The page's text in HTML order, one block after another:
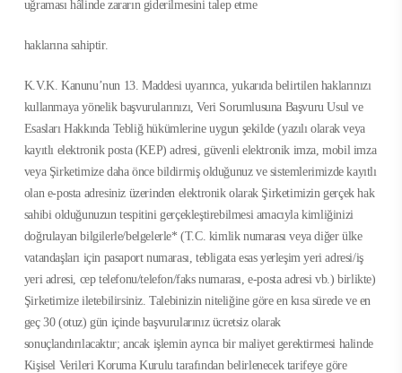
uğraması hâlinde zararın giderilmesini talep etme
haklarına sahiptir.
K.V.K. Kanunu’nun 13. Maddesi uyarınca, yukarıda belirtilen haklarınızı
kullanmaya yönelik başvurularınızı, Veri Sorumlusuna Başvuru Usul ve
Esasları Hakkında Tebliğ hükümlerine uygun şekilde (yazılı olarak veya
kayıtlı elektronik posta (KEP) adresi, güvenli elektronik imza, mobil imza
veya Şirketimize daha önce bildirmiş olduğunuz ve sistemlerimizde kayıtlı
olan e-posta adresiniz üzerinden elektronik olarak Şirketimizin gerçek hak
sahibi olduğunuzun tespitini gerçekleştirebilmesi amacıyla kimliğinizi
doğrulayan bilgilerle/belgelerle* (T.C. kimlik numarası veya diğer ülke
vatandaşları için pasaport numarası, tebligata esas yerleşim yeri adresi/iş
yeri adresi, cep telefonu/telefon/faks numarası, e-posta adresi vb.) birlikte)
Şirketimize iletebilirsiniz. Talebinizin niteliğine göre en kısa sürede ve en
geç 30 (otuz) gün içinde başvurularınız ücretsiz olarak
sonuçlandırılacaktır; ancak işlemin ayrıca bir maliyet gerektirmesi halinde
Kişisel Verileri Koruma Kurulu tarafından belirlenecek tarifeye göre